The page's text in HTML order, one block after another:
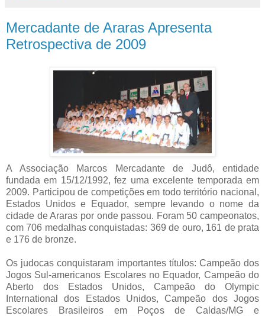
Mercadante de Araras Apresenta
Retrospectiva de 2009
A Associação Marcos Mercadante de Judô, entidade
fundada em 15/12/1992, fez uma excelente temporada em
2009. Participou de competições em todo território nacional,
Estados Unidos e Equador, sempre levando o nome da
cidade de Araras por onde passou. Foram 50 campeonatos,
com 706 medalhas conquistadas: 369 de ouro, 161 de prata
e 176 de bronze.
Os judocas conquistaram importantes títulos: Campeão dos
Jogos Sul-americanos Escolares no Equador, Campeão do
Aberto dos Estados Unidos, Campeão do Olympic
International dos Estados Unidos, Campeão dos Jogos
Escolares Brasileiros em Poços de Caldas/MG e